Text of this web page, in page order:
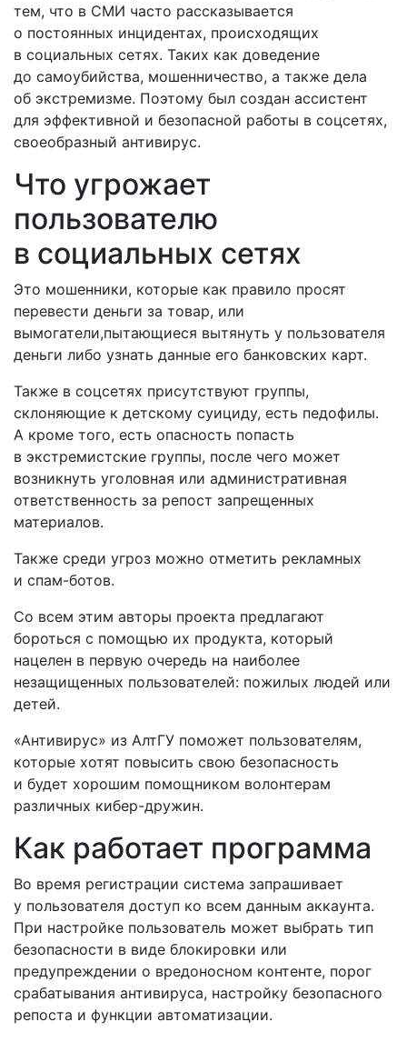
тем, что в СМИ часто рассказывается
о постоянных инцидентах, происходящих
в социальных сетях. Таких как доведение
до самоубийства, мошенничество, а также дела
об экстремизме. Поэтому был создан ассистент
для эффективной и безопасной работы в соцсетях,
своеобразный антивирус.
Что угрожает
пользователю
в социальных сетях
Это мошенники, которые как правило просят
перевести деньги за товар, или
вымогатели,пытающиеся вытянуть у пользователя
деньги либо узнать данные его банковских карт.
Также в соцсетях присутствуют группы,
склоняющие к детскому суициду, есть педофилы.
А кроме того, есть опасность попасть
в экстремистские группы, после чего может
возникнуть уголовная или административная
ответственность за репост запрещенных
материалов.
Также среди угроз можно отметить рекламных
и спам-ботов.
Со всем этим авторы проекта предлагают
бороться с помощью их продукта, который
нацелен в первую очередь на наиболее
незащищенных пользователей: пожилых людей или
детей.
«Антивирус» из АлтГУ поможет пользователям,
которые хотят повысить свою безопасность
и будет хорошим помощником волонтерам
различных кибер-дружин.
Как работает программа
Во время регистрации система запрашивает
у пользователя доступ ко всем данным аккаунта.
При настройке пользователь может выбрать тип
безопасности в виде блокировки или
предупреждении о вредоносном контенте, порог
срабатывания антивируса, настройку безопасного
репоста и функции автоматизации.